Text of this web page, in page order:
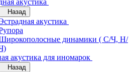
акустика
Назад
акустика
динамики ( С/Ч, Н/
акустика для иномарок
Назад